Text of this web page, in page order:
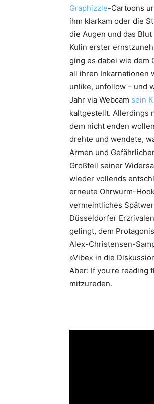
Graphizzle-Cartoons
ihm klarkam oder die
die Augen und das
Kulin erster
ging es dabei wie dem
all ihren Inkarnationen
unlike, unfollow – und
Jahr via Webcam sein
kaltgestellt. Allerdings
dem nicht enden
drehte und wendete,
Armen und
Großteil seiner
wieder vollends
erneute Ohrwurm-
vermeintliches
Düsseldorfer
gelingt, dem
Alex-Christensen-
»Vibe« in die
Aber: If you’re reading
mitzureden.